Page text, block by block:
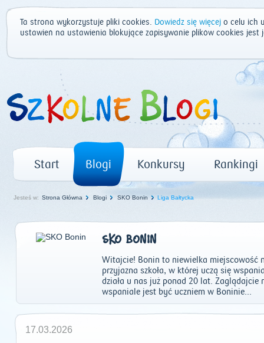
Ta strona wykorzystuje pliki cookies. Dowiedz się więcej o celu ich
ustawień na ustawienia blokujące zapisywanie plików cookies
Start Blogi Konkursy Rankingi
Jesteś w: Strona Główna Blogi SKO Bonin Liga Bałtycka
SKO BONIN
Witajcie! Bonin to niewielka miejscowość
przyjazna szkoła, w której uczą się
działa u nas już ponad 20 lat. Zaglądajcie
wspaniale jest być uczniem w Boninie...
17.03.2026